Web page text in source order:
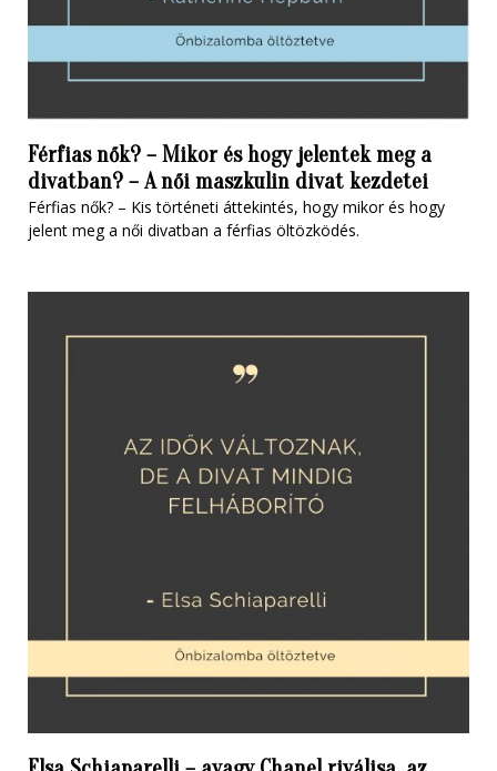
Férfias nők? – Mikor és hogy jelentek meg a
divatban? – A női maszkulin divat kezdetei
Férfias nők? – Kis történeti áttekintés, hogy mikor és hogy
jelent meg a női divatban a férfias öltözködés.